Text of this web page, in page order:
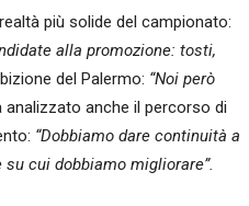
più solide del campionato:
alla promozione: tosti,
del Palermo: “Noi però
analizzato anche il percorso di
“Dobbiamo dare continuità a
cui dobbiamo migliorare”.